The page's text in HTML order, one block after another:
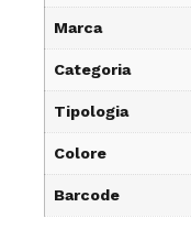
Marca
Categoria
Tipologia
Colore
Barcode